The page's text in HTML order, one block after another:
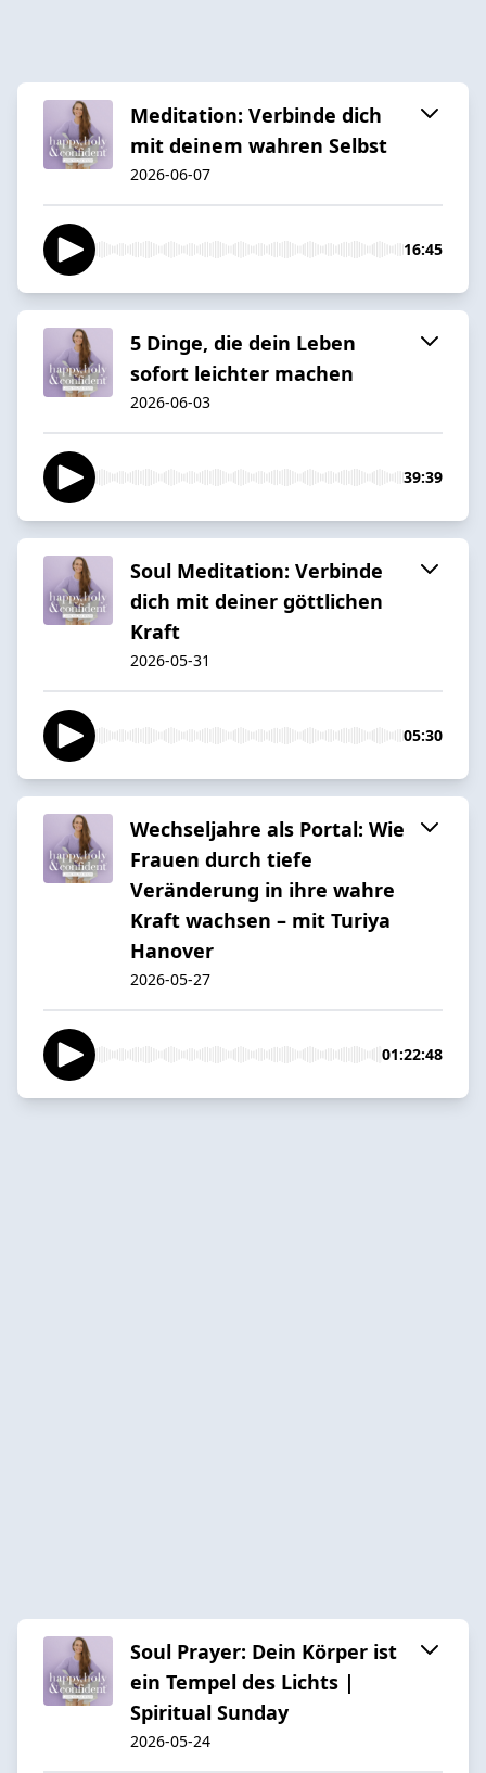
Meditation: Verbinde dich
mit deinem wahren Selbst
2026-06-07
16:45
5 Dinge, die dein Leben
sofort leichter machen
2026-06-03
39:39
Soul Meditation: Verbinde
dich mit deiner göttlichen
Kraft
2026-05-31
05:30
Wechseljahre als Portal: Wie
Frauen durch tiefe
Veränderung in ihre wahre
Kraft wachsen – mit Turiya
Hanover
2026-05-27
01:22:48
Soul Prayer: Dein Körper ist
ein Tempel des Lichts |
Spiritual Sunday
2026-05-24